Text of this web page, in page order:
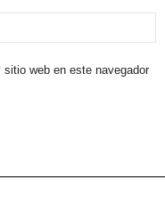
web en este navegador